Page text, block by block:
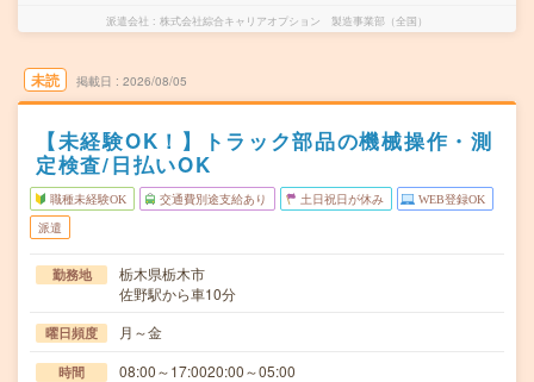
派遣会社 株式会社綜合キャリアオプション 製造事業部（全国）
未読 掲載日 2026/08/05
【未経験OK！】トラック部品の機械操作・測
定検査/日払いOK
職種未経験OK 交通費別途支給あり 土日祝日が休み WEB登録OK
派遣
勤務地
栃木県栃木市
佐野駅から車10分
曜日頻度 月～金
時間 08:00～17:0020:00～05:00